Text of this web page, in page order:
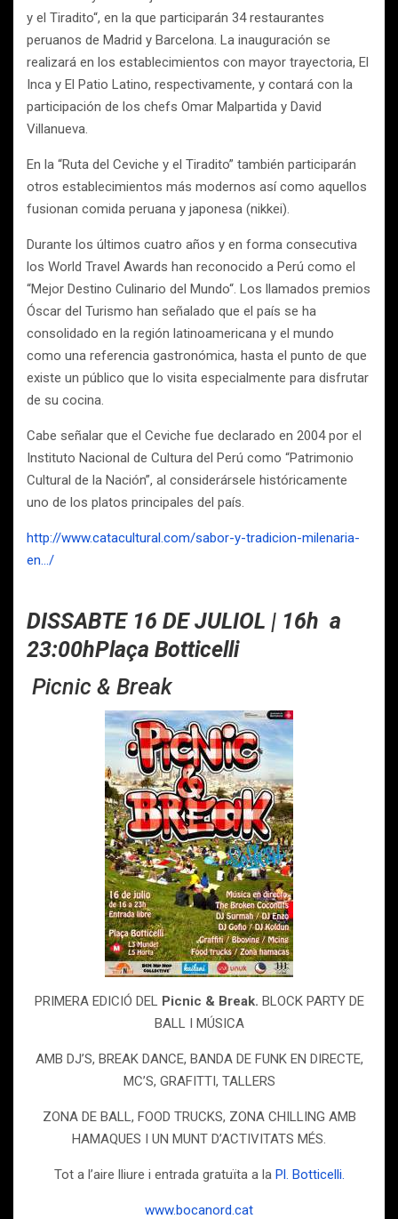
y el Tiradito“, en la que participarán 34 restaurantes
peruanos de Madrid y Barcelona. La inauguración se
realizará en los establecimientos con mayor trayectoria, El
Inca y El Patio Latino, respectivamente, y contará con la
participación de los chefs Omar Malpartida y David
Villanueva.
En la “Ruta del Ceviche y el Tiradito” también participarán
otros establecimientos más modernos así como aquellos
fusionan comida peruana y japonesa (nikkei).
Durante los últimos cuatro años y en forma consecutiva
los World Travel Awards han reconocido a Perú como el
“Mejor Destino Culinario del Mundo“. Los llamados premios
Óscar del Turismo han señalado que el país se ha
consolidado en la región latinoamericana y el mundo
como una referencia gastronómica, hasta el punto de que
existe un público que lo visita especialmente para disfrutar
de su cocina.
Cabe señalar que el Ceviche fue declarado en 2004 por el
Instituto Nacional de Cultura del Perú como “Patrimonio
Cultural de la Nación”, al considerársele históricamente
uno de los platos principales del país.
http://www.catacultural.com/sabor-y-tradicion-milenaria-
en…/
DISSABTE 16 DE JULIOL | 16h a
23:00hPlaça Botticelli
Picnic & Break
PRIMERA EDICIÓ DEL Picnic & Break. BLOCK PARTY DE
BALL I MÚSICA
AMB DJ’S, BREAK DANCE, BANDA DE FUNK EN DIRECTE,
MC’S, GRAFITTI, TALLERS
ZONA DE BALL, FOOD TRUCKS, ZONA CHILLING AMB
HAMAQUES I UN MUNT D’ACTIVITATS MÉS.
Tot a l’aire lliure i entrada gratuïta a la Pl. Botticelli.
www.bocanord.cat